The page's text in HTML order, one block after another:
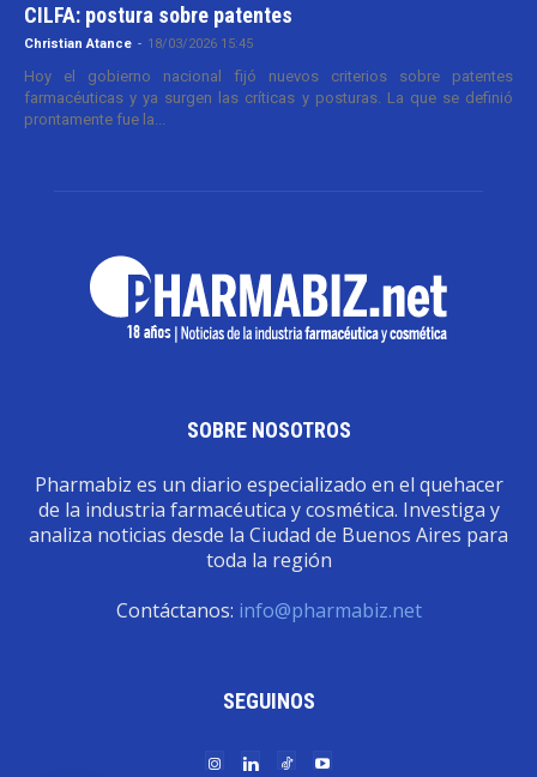
CILFA: postura sobre patentes
Christian Atance - 18/03/2026 15:45
Hoy el gobierno nacional fijó nuevos criterios sobre patentes
farmacéuticas y ya surgen las críticas y posturas. La que se definió
prontamente fue la...
SOBRE NOSOTROS
Pharmabiz es un diario especializado en el quehacer
de la industria farmacéutica y cosmética. Investiga y
analiza noticias desde la Ciudad de Buenos Aires para
toda la región
Contáctanos: info@pharmabiz.net
SEGUINOS